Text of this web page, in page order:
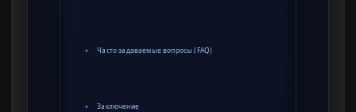
✦ Часто задаваемые вопросы (FAQ)
✦ Заключение